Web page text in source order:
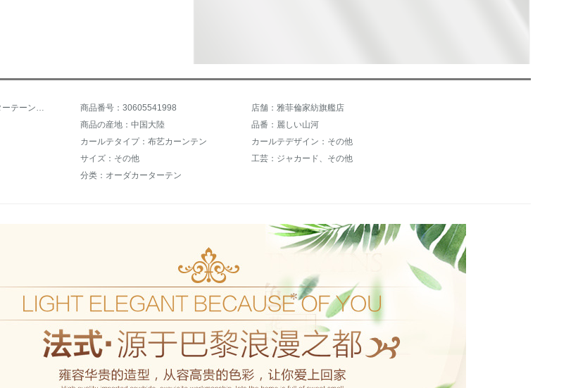
商品番号：30605541998
店舗：雅菲倫家紡旗艦店
商品の産地：中国大陸
品番：麗しい山河
カールテタイプ：布艺カーンテン
カールテデザイン：その他
サイズ：その他
工芸：ジャカード、その他
分类：オーダカーターテン